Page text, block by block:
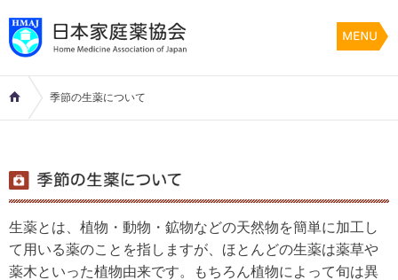
季節の生薬について
生薬とは、植物・動物・鉱物などの天然物を簡単に加工し
て用いる薬のことを指しますが、ほとんどの生薬は薬草や
薬木といった植物由来です。もちろん植物によって旬は異